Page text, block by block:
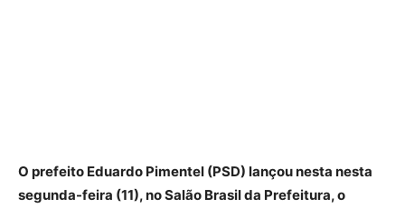
O prefeito Eduardo Pimentel (PSD) lançou nesta nesta
segunda-feira (11), no Salão Brasil da Prefeitura, o